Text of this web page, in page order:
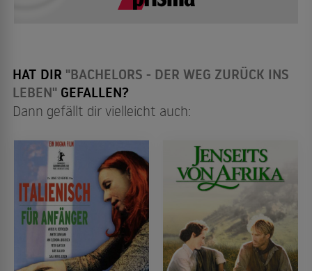
HAT DIR "BACHELORS - DER WEG ZURÜCK INS
LEBEN" GEFALLEN?
Dann gefällt dir vielleicht auch: